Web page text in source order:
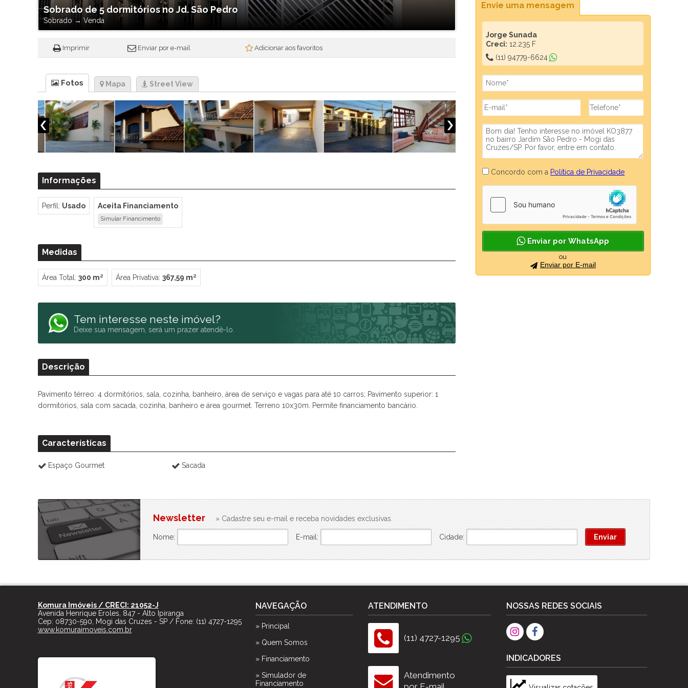
Mogi Plaza
Morada Mineira
Mosaico da Serra
Mosaico Essence
Mosaico Horizontes
Praças Ipoema
Real Park - Mogi II
Recantos dos Pinheiros
Res. Smart Flat Hotel Residence
Summer Sun
Sobrado de 5 dormitórios no Jd. São Pedro
Sobrado → Venda
Imprimir Enviar por e-mail Adicionar aos favoritos
Fotos Mapa Street View
Informações
Perfil: Usado Aceita Financiamento
Simular Financimento
Medidas
Área Total: 300 m² Área Privativa: 367,59 m²
Tem interesse neste imóvel?
Deixe sua mensagem, será um prazer atendê-lo.
Descrição
Pavimento térreo: 4 dormitórios, sala, cozinha, banheiro, área de serviço e vagas para até 10 carros; Pavimento superior: 1
dormitórios, sala com sacada, cozinha, banheiro e área gourmet. Terreno 10x30m. Permite financiamento bancário.
Características
Espaço Gourmet Sacada
Envie uma mensagem
Jorge Sunada
Creci: 12.235 F
(11) 94779-6624
Concordo com a Política de Privacidade
Enviar por WhatsApp
ou
Enviar por E-mail
Newsletter » Cadastre seu e-mail e receba novidades exclusivas.
Nome: E-mail: Cidade:
Komura Imóveis / CRECI: 21052-J
Avenida Henrique Eroles, 847 - Alto Ipiranga
Cep: 08730-590 Mogi das Cruzes - SP/ Fone: (11) 4727-1295
www.komuraimoveis.com.br
NAVEGAÇÃO
» Principal
» Quem Somos
» Financiamento
» Simulador de
Financiamento
ATENDIMENTO
(11) 4727-1295
Atendimento
NOSSAS REDES SOCIAIS
INDICADORES